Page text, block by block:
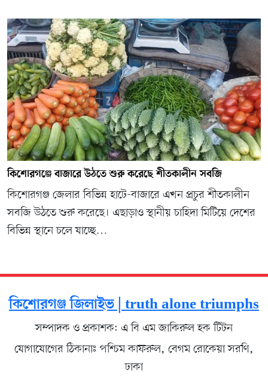
কিশোরগঞ্জে বাজারে উঠতে শুরু করেছে শীতকালীন সবজি
কিশোরগঞ্জ জেলার বিভিন্ন হাটে-বাজারে এখন প্রচুর শীতকালীন
সবজি উঠতে শুরু করেছে। এছাড়াও স্থানীয় চাহিদা মিটিয়ে দেশের
বিভিন্ন স্থানে চলে যাচ্ছে…
কিশোরগঞ্জ জিলাইভ | truth alone triumphs
সম্পাদক ও প্রকাশক: এ বি এম জাকিরুল হক টিটন
যোগাযোগের ঠিকানাঃ পশ্চিম কাফরুল, বেগম রোকেয়া সরণি,
ঢাকা